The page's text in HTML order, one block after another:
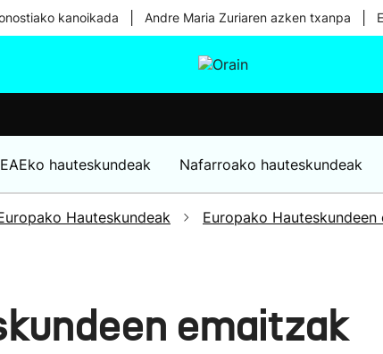
kanoikada Andre Maria Zuriaren azken txanpa
EAEko hauteskundeak Nafarroako hauteskundeak
Hauteskundeak Europako Hauteskundeen
emaitzak